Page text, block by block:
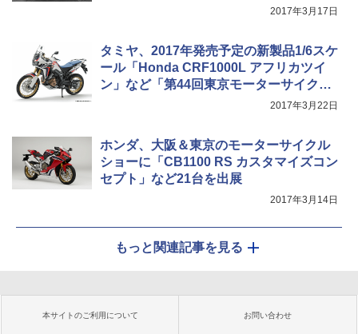
2017年3月17日
タミヤ、2017年発売予定の新製品1/6スケ
ール「Honda CRF1000L アフリカツイ
ン」など「第44回東京モーターサイクル
2017年3月22日
ホンダ、大阪＆東京のモーターサイクル
ショーに「CB1100 RS カスタマイズコン
セプト」など21台を出展
2017年3月14日
もっと関連記事を見る
本サイトのご利用について お問い合わせ